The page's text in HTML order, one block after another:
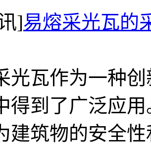
]易熔采光瓦的
光瓦作为一种
得到了广泛应
建筑物的安全